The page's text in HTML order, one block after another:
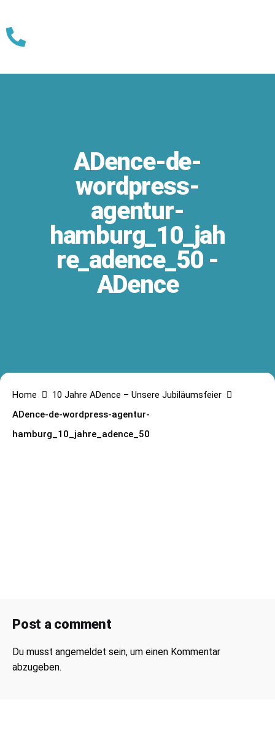
ADence-de-
wordpress-
agentur-
hamburg_10_jah
re_adence_50 -
ADence
Home
10 Jahre ADence – Unsere Jubiläumsfeier
ADence-de-wordpress-agentur-
hamburg_10_jahre_adence_50
Post a comment
Du musst angemeldet sein, um einen Kommentar
abzugeben.